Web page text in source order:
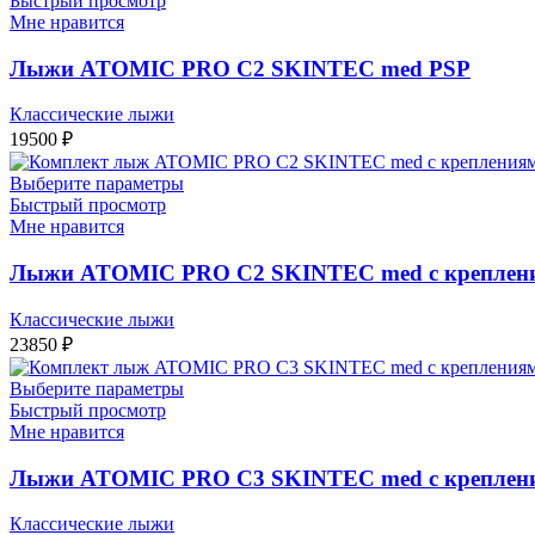
Мне нравится
Лыжи ATOMIC PRO C2 SKINTEC med PSP
Классические лыжи
19500 ₽
Выберите параметры
Быстрый просмотр
Мне нравится
Лыжи ATOMIC PRO C2 SKINTEC med с
Классические лыжи
23850 ₽
Выберите параметры
Быстрый просмотр
Мне нравится
Лыжи ATOMIC PRO C3 SKINTEC med с
Классические лыжи